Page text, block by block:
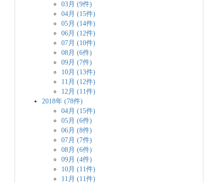
03月 (9件)
04月 (15件)
05月 (14件)
06月 (12件)
07月 (10件)
08月 (6件)
09月 (7件)
10月 (13件)
11月 (12件)
12月 (11件)
2018年 (78件)
04月 (15件)
05月 (6件)
06月 (8件)
07月 (7件)
08月 (6件)
09月 (4件)
10月 (11件)
11月 (11件)